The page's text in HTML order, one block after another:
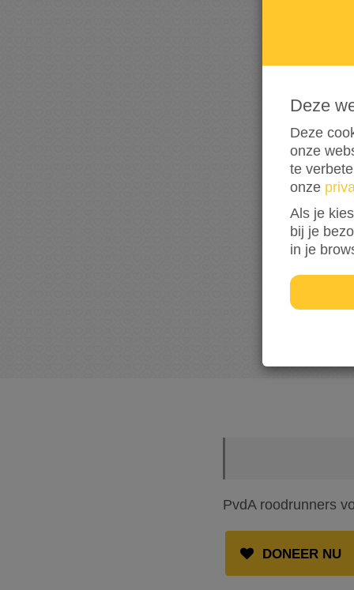
PvdA roodrunners
DONEER NU
Deze
Deze
onze
te
onze
Als je
bij je
in je